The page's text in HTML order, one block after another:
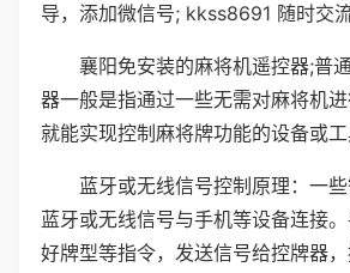
导，添加微信号; kkss8691 随时交流
襄阳免安装的麻将机遥控器;普
器一般是指通过一些无需对麻将机
就能实现控制麻将牌功能的设备或工
蓝牙或无线信号控制原理：一
蓝牙或无线信号与手机等设备连接
好牌型等指令，发送信号给控牌器